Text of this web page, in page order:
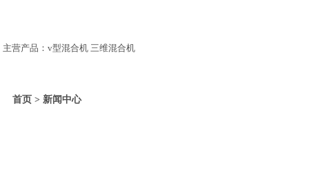
主营产品：v型混合机 三维混合机
首页 > 新闻中心